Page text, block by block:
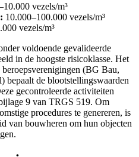
vezels/m³
10.000–100.000 vezels/m³
vezels/m³
voldoende gevalideerde
in de hoogste risicoklasse. Het
(BG Bau,
de blootstellingswaarden
gecontroleerde activiteiten
9 van TRGS 519. Om
procedures te genereren, is
van bouwheren om hun objecten